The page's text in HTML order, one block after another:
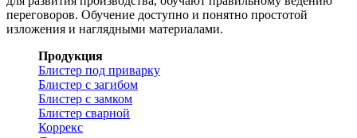
переговоров. Обучение доступно и понятно простотой
изложения и наглядными материалами.
Продукция
Блистер под приварку
Блистер с загибом
Блистер с замком
Блистер сварной
Коррекс